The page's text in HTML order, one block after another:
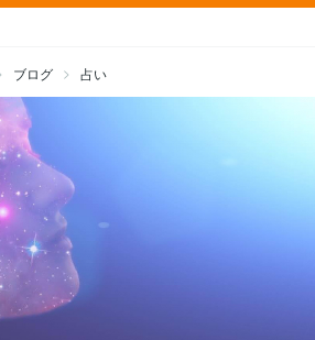
ブログ 占い